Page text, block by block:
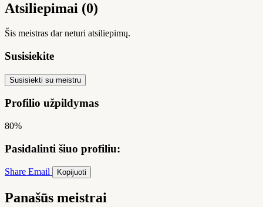
Atsiliepimai (0)
Šis meistras dar neturi atsiliepimų.
Susisiekite
Susisiekti su meistru
Profilio užpildymas
80%
Pasidalinti šiuo profiliu:
Share Email Kopijuoti
Panašūs meistrai